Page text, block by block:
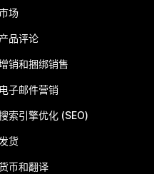
场
产品评论
销和捆绑销售
电子邮件营销
索引擎优化 (SEO)
货
货币和翻译